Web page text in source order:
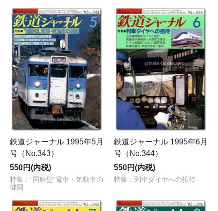
鉄道ジャーナル 1995年5月
号（No.343）
550円(内税)
特集：“国鉄型”電車・気動車の
健闘
鉄道ジャーナル 1995年6月
号（No.344）
550円(内税)
特集：列車ダイヤへの招待